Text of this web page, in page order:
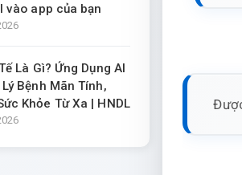
vào app của bạn
Là Gì? Ứng Dụng AI
Bệnh Mãn Tính,
Khỏe Từ Xa | HNDL